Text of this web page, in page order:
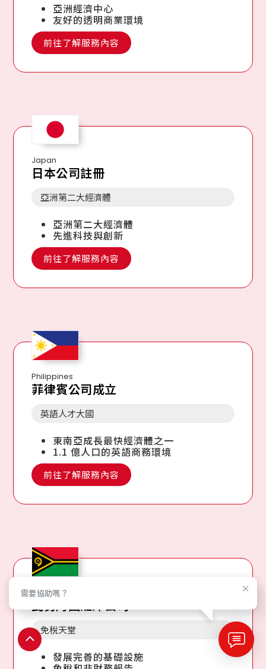
亞洲經濟中心
友好的透明商業環境
前往了解服務內容
Japan
日本公司註冊
亞洲第二大經濟體
亞洲第二大經濟體
先進科技與創新
前往了解服務內容
Philippines
菲律賓公司成立
英語人才大國
東南亞成長最快經濟體之一
1.1 億人口的英語商務環境
前往了解服務內容
Vanuatu
免稅天堂
發展完善的基礎設施
返
回
需要協助嗎？